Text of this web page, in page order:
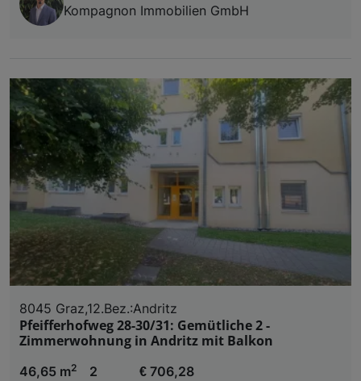
Kompagnon Immobilien GmbH
8045 Graz,12.Bez.:Andritz
Pfeifferhofweg 28-30/31: Gemütliche 2 -
Zimmerwohnung in Andritz mit Balkon
46,65 m2 2 € 706,28